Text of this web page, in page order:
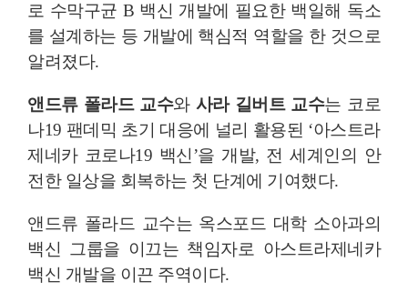
로 수막구균 B 백신 개발에 필요한 백일해 독소
를 설계하는 등 개발에 핵심적 역할을 한 것으로
알려졌다.
앤드류 폴라드 교수와 사라 길버트 교수는 코로
나19 팬데믹 초기 대응에 널리 활용된 ‘아스트라
제네카 코로나19 백신’을 개발, 전 세계인의 안
전한 일상을 회복하는 첫 단계에 기여했다.
앤드류 폴라드 교수는 옥스포드 대학 소아과의
백신 그룹을 이끄는 책임자로 아스트라제네카
백신 개발을 이끈 주역이다.